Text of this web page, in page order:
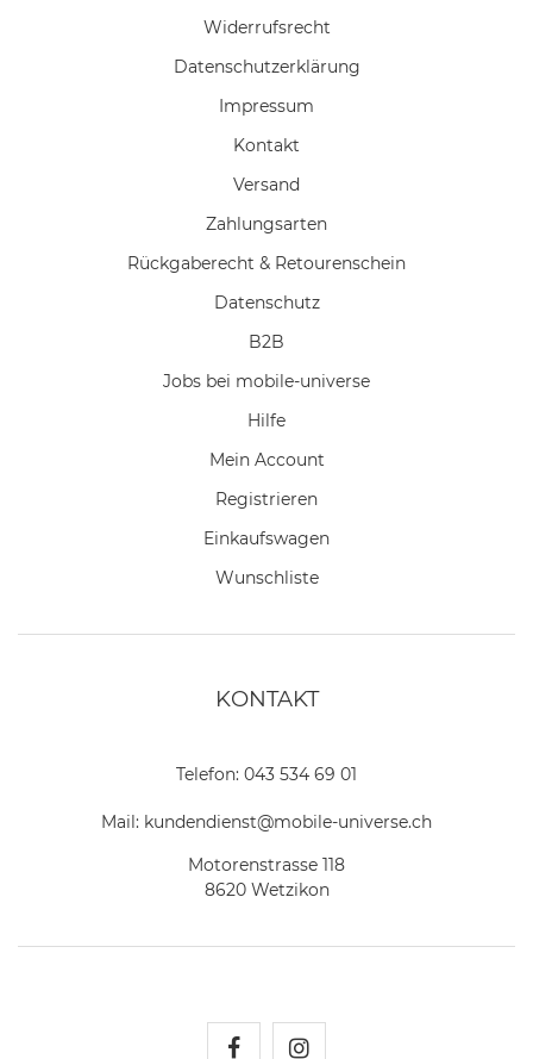
Widerrufs­recht
Daten­schutz­erklärung
Impressum
Kontakt
Versand
Zahlungsarten
Rückgaberecht & Retourenschein
Datenschutz
B2B
Jobs bei mobile-universe
Hilfe
Mein Account
Registrieren
Einkaufswagen
Wunschliste
KONTAKT
Telefon: 043 534 69 01
Mail: kundendienst@mobile-universe.ch
Motorenstrasse 118
8620 Wetzikon